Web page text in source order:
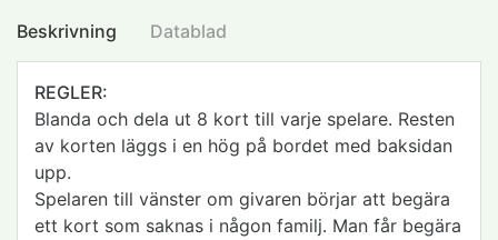
Beskrivning Datablad
REGLER:
Blanda och dela ut 8 kort till varje spelare. Resten
av korten läggs i en hög på bordet med baksidan
upp.
Spelaren till vänster om givaren börjar att begära
ett kort som saknas i någon familj. Man får begära